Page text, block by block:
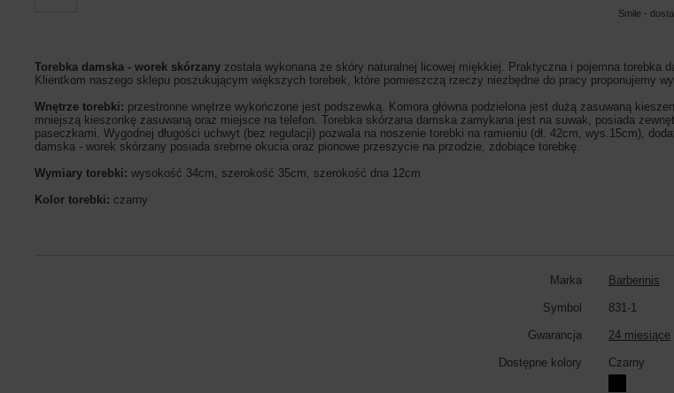
Smile -
Torebka damska - worek skórzany została wykonana ze skóry naturalnej licowej miękkiej. Praktyczna i pojemna torebka
Klientkom naszego sklepu poszukującym większych torebek, które pomieszczą rzeczy niezbędne do pracy proponujemy
Wnętrze torebki: przestronne wnętrze wykończone jest podszewką. Komora główna podzielona jest dużą zasuwaną
mniejszą kieszonkę zasuwaną oraz miejsce na telefon. Torebka skórzana damska zamykana jest na suwak, posiada
paseczkami. Wygodnej długości uchwyt (bez regulacji) pozwala na noszenie torebki na ramieniu (dł. 42cm, wys.15cm),
damska - worek skórzany posiada srebrne okucia oraz pionowe przeszycie na przodzie, zdobiące torebkę.
Wymiary torebki: wysokość 34cm, szerokość 35cm, szerokość dna 12cm
Kolor torebki: czarny
Marka Barberinis
Symbol 831-1
Gwarancja 24 miesiące
Dostępne kolory Czarny